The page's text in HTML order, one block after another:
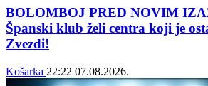
BOLOMBOJ PRED NOVIM
Španski klub želi centra koji je
Zvezdi!
Košarka 22:22 07.08.2026.